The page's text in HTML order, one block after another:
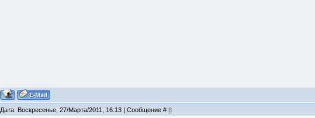
Дата: Воскресенье, 27/Марта/2011, 16:13 | Сообщение # 8